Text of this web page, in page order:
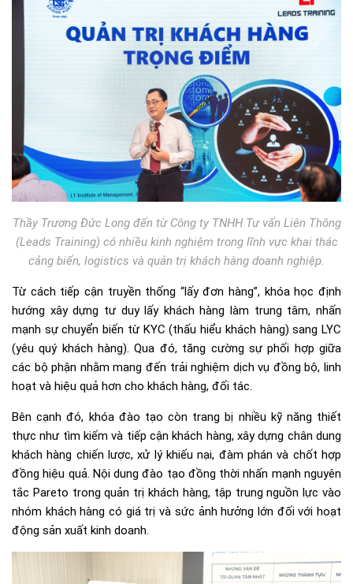
Thầy Trương Đức Long đến từ Công ty TNHH Tư vấn Liên Thông
(Leads Training) có nhiều kinh nghiệm trong lĩnh vực khai thác
cảng biển, logistics và quản trị khách hàng doanh nghiệp.
Từ cách tiếp cận truyền thống “lấy đơn hàng”, khóa học định
hướng xây dựng tư duy lấy khách hàng làm trung tâm, nhấn
mạnh sự chuyển biến từ KYC (thấu hiểu khách hàng) sang LYC
(yêu quý khách hàng). Qua đó, tăng cường sự phối hợp giữa
các bộ phận nhằm mang đến trải nghiệm dịch vụ đồng bộ, linh
hoạt và hiệu quả hơn cho khách hàng, đối tác.
Bên cạnh đó, khóa đào tạo còn trang bị nhiều kỹ năng thiết
thực như tìm kiếm và tiếp cận khách hàng, xây dựng chân dung
khách hàng chiến lược, xử lý khiếu nại, đàm phán và chốt hợp
đồng hiệu quả. Nội dung đào tạo đồng thời nhấn mạnh nguyên
tắc Pareto trong quản trị khách hàng, tập trung nguồn lực vào
nhóm khách hàng có giá trị và sức ảnh hưởng lớn đối với hoạt
động sản xuất kinh doanh.